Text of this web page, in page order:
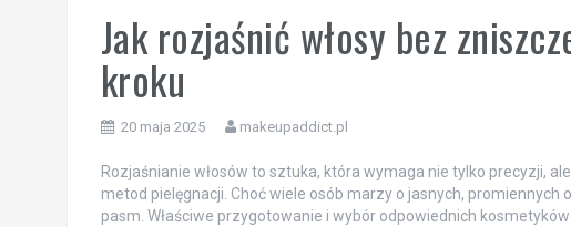
Jak rozjaśnić włosy bez
kroku
20 maja 2025 makeupaddict.pl
Rozjaśnianie włosów to sztuka, która wymaga nie tylko precyzji,
metod pielęgnacji. Choć wiele osób marzy o jasnych,
pasm. Właściwe przygotowanie i wybór odpowiednich